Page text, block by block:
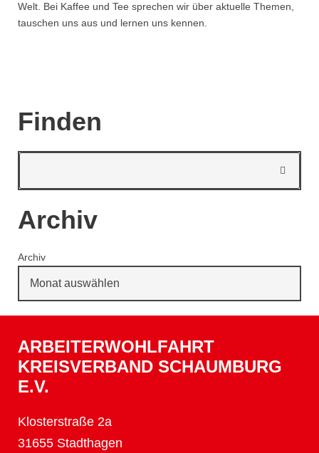
Welt. Bei Kaffee und Tee sprechen wir über aktuelle Themen,
tauschen uns aus und lernen uns kennen.
Finden
Archiv
Archiv
ARBEITERWOHLFAHRT
KREISVERBAND SCHAUMBURG
E.V.
Klosterstraße 2a
31655 Stadthagen